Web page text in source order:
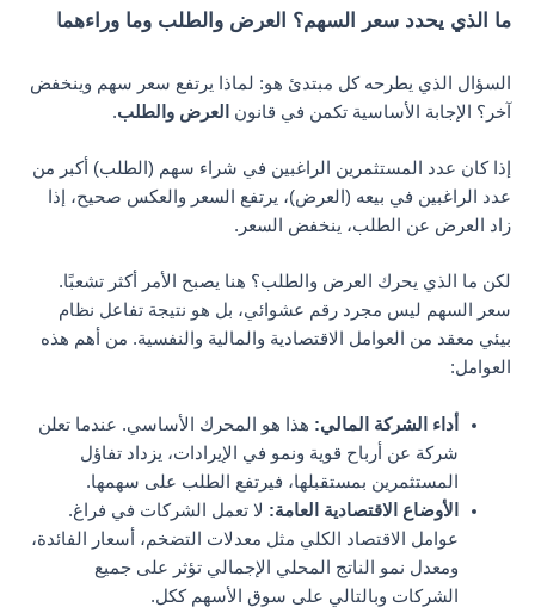
ما الذي يحدد سعر السهم؟ العرض والطلب وما وراءهما
السؤال الذي يطرحه كل مبتدئ هو: لماذا يرتفع سعر سهم وينخفض
آخر؟ الإجابة الأساسية تكمن في قانون
العرض والطلب.
إذا كان عدد المستثمرين الراغبين في شراء سهم (الطلب) أكبر من
عدد الراغبين في بيعه (العرض)، يرتفع السعر والعكس صحيح، إذا
زاد العرض عن الطلب، ينخفض السعر.
لكن ما الذي يحرك العرض والطلب؟ هنا يصبح الأمر أكثر تشعبًا.
سعر السهم ليس مجرد رقم عشوائي، بل هو نتيجة تفاعل نظام
بيئي معقد من العوامل الاقتصادية والمالية والنفسية. من أهم هذه
العوامل:
أداء الشركة المالي: هذا هو المحرك الأساسي. عندما تعلن
شركة عن أرباح قوية ونمو في الإيرادات، يزداد تفاؤل
المستثمرين بمستقبلها، فيرتفع الطلب على سهمها.
الأوضاع الاقتصادية العامة: لا تعمل الشركات في فراغ.
عوامل الاقتصاد الكلي مثل معدلات التضخم، أسعار الفائدة،
ومعدل نمو الناتج المحلي الإجمالي تؤثر على جميع
الشركات وبالتالي على سوق الأسهم ككل.